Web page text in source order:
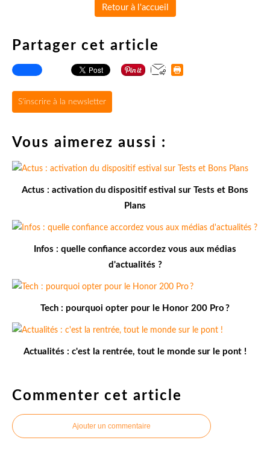
Retour à l'accueil
Partager cet article
S'inscrire à la newsletter
Vous aimerez aussi :
Actus : activation du dispositif estival sur Tests et Bons
Plans
Infos : quelle confiance accordez vous aux médias
d'actualités ?
Tech : pourquoi opter pour le Honor 200 Pro ?
Actualités : c'est la rentrée, tout le monde sur le pont !
Commenter cet article
Ajouter un commentaire